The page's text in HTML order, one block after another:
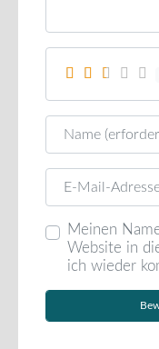
Name
E-Mail
Meinen
Website in
ich wieder